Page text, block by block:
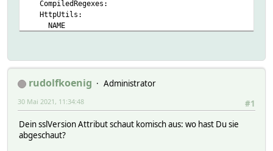
CompiledRegexes:
HttpUtils:
NAME
conn
data
displayurl https://www.spruch-des-tages.org/
header
host www.spruch-des-tages.org
httpversion 1.0
hu_blocking 0
rudolfkoenig
Administrator
#1
30 Mai 2021, 11:34:48
Dein sslVersion Attribut schaut komisch aus: wo hast Du sie
abgeschaut?